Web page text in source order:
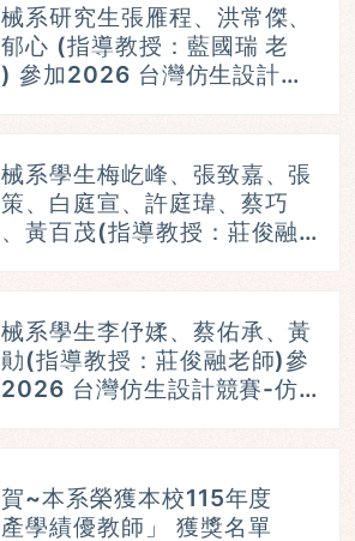
系研究生張雁程、洪常傑、
心 (指導教授：藍國瑞 老
參加2026 台灣仿生設計競
系學生梅屹峰、張致嘉、張
、白庭宣、許庭瑋、蔡巧
黃百茂(指導教授：莊俊融
-仿生機器人組，榮獲：第
名。 (115.07.25）
系學生李伃媃、蔡佑承、黃
(指導教授：莊俊融老師)參
台灣仿生設計競賽-仿
）
~本系榮獲本校115年度
產學績優教師」 獲獎名單